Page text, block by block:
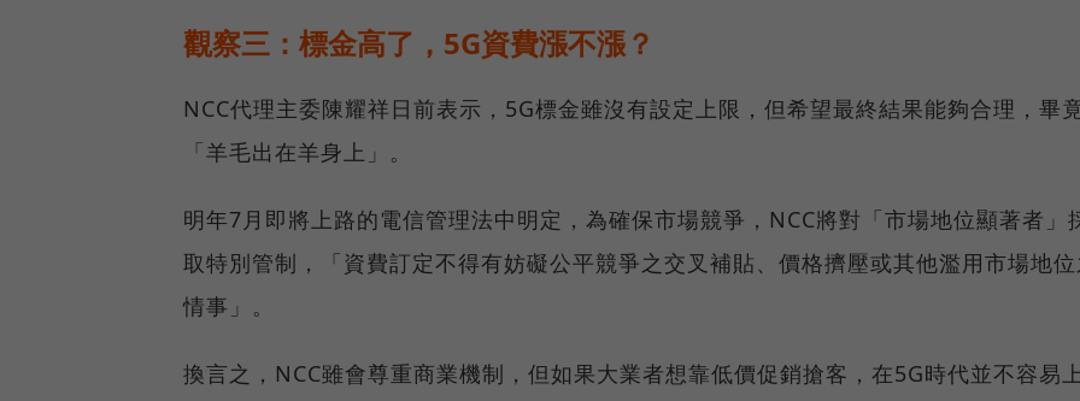
觀察三：標金高了，5G資費漲不漲？
NCC代理主委陳耀祥日前表示，5G標金雖沒有設定上限，但希望最終結果能夠合理，畢
「羊毛出在羊身上」。
明年7月即將上路的電信管理法中明定，為確保市場競爭，NCC將對「市場地位顯著者」
取特別管制，「資費訂定不得有妨礙公平競爭之交叉補貼、價格擠壓或其他濫用市場地位
情事」。
換言之，NCC雖會尊重商業機制，但如果大業者想靠低價促銷搶客，在5G時代並不容易